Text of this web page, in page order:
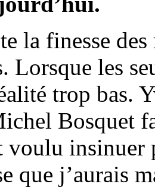
la finesse
Lorsque les
trop bas.
Bosquet
insinuer
que j’aurais